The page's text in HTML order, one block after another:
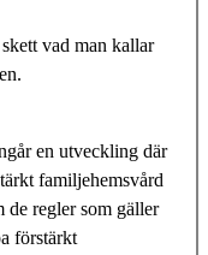
vad man kallar
en utveckling där
familjehemsvård
de regler som gäller
förstärkt